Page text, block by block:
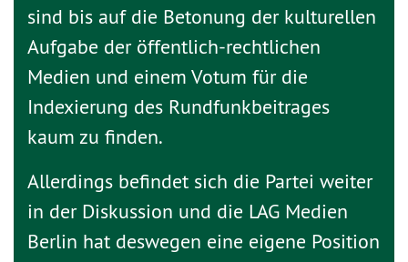
sind bis auf die Betonung der kulturellen
Aufgabe der öffentlich-rechtlichen
Medien und einem Votum für die
Indexierung des Rundfunkbeitrages
kaum zu finden.
Allerdings befindet sich die Partei weiter
in der Diskussion und die LAG Medien
Berlin hat deswegen eine eigene Position